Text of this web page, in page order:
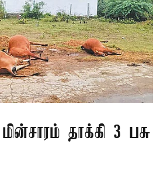
தாக்கி 3 பசு